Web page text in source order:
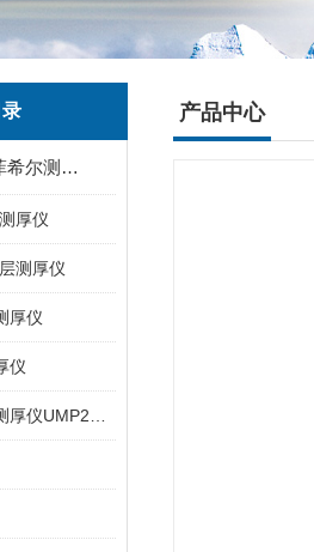
德国FISCHER菲希尔测厚仪
厚仪
测厚仪
厚仪
仪
产品中心